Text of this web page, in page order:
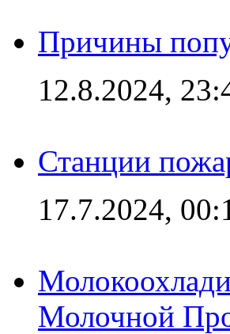
Причины
12.8.2024,
Станции
17.7.2024,
Молочной